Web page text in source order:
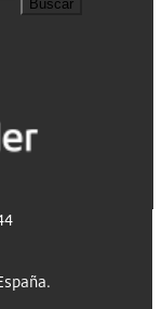
Buscar